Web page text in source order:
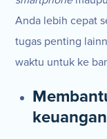
Anda lebih cepat
tugas penting
waktu untuk ke
keuangan